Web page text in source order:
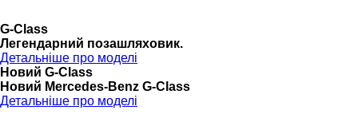
G-Class
Легендарний позашляховик.
Детальніше про моделі
Новий G-Class
Новий Mercedes-Benz G-Class
Детальніше про моделі